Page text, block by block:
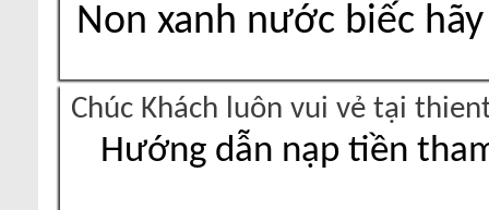
Non xanh nước biếc
Chúc Khách luôn vui vẻ tại
Hướng dẫn nạp tiền